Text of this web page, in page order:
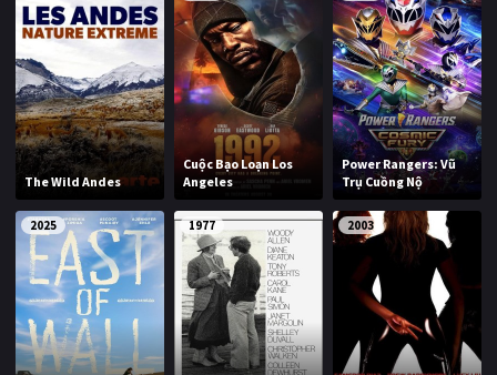
The Wild Andes
Cuộc Bạo Loạn Los
Angeles
Power Rangers: Vũ
Trụ Cuồng Nộ
2025 1977 2003